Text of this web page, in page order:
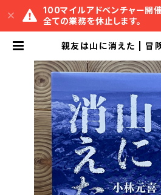
100マイルアドベンチャー開
全ての業務を休止します。
親友は山に消えた | 冒